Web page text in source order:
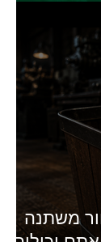
והמכירות
משתנה